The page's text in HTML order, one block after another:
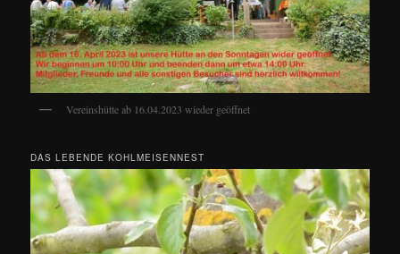
Vereinshütte ab 16.04.2023 wieder geöffnet
DAS LEBENDE KOHLMEISENNEST